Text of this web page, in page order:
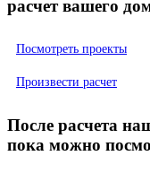
расчет вашего
Посмотреть проекты
Произвести расчет
После расчета
пока можно